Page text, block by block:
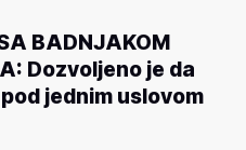
BADNJAKOM
Dozvoljeno je da
jednim uslovom